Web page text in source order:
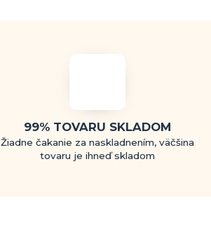
99% TOVARU SKLADOM
Žiadne čakanie za naskladnením, väčšina
tovaru je ihneď skladom